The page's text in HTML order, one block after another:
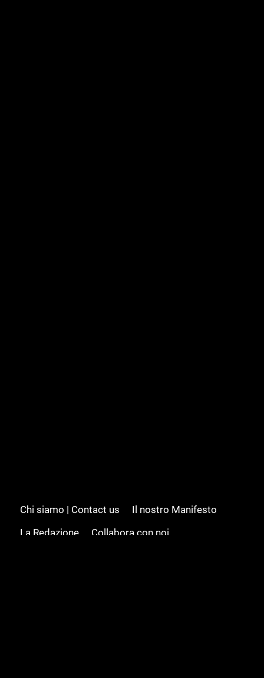
Chi siamo | Contact us
Il nostro Manifesto
La Redazione
Collabora con noi